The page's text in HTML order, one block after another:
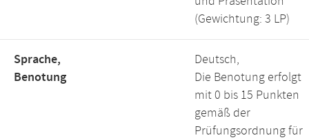
(Gewichtung: 3 LP)
Sprache,
Benotung
Deutsch,
Die Benotung erfolgt
mit 0 bis 15 Punkten
gemäß der
Prüfungsordnung für